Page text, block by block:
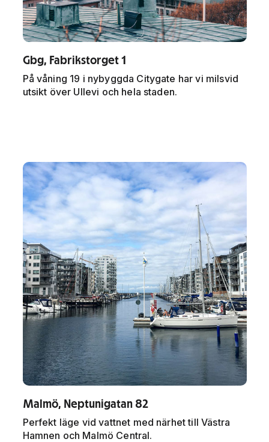
Gbg, Fabrikstorget 1
På våning 19 i nybyggda Citygate har vi milsvid
utsikt över Ullevi och hela staden.
Malmö, Neptunigatan 82
Perfekt läge vid vattnet med närhet till Västra
Hamnen och Malmö Central.